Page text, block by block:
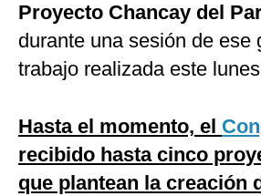
Proyecto Chancay del
durante una sesión de ese
trabajo realizada este
Hasta el momento, el
recibido hasta cinco
que plantean la creación